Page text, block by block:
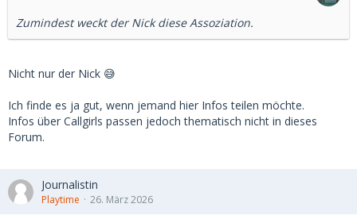
Zumindest weckt der Nick diese Assoziation.
Nicht nur der Nick 😅
Ich finde es ja gut, wenn jemand hier Infos teilen möchte.
Infos über Callgirls passen jedoch thematisch nicht in dieses
Forum.
Journalistin
Playtime 26. März 2026